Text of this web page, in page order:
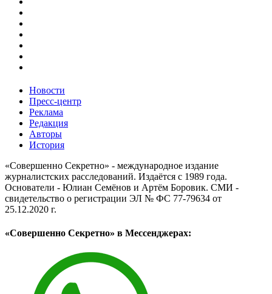
Новости
Пресс-центр
Реклама
Редакция
Авторы
История
«Совершенно Секретно» - международное издание
журналистских расследований. Издаётся с 1989 года.
Основатели - Юлиан Семёнов и Артём Боровик. CМИ -
свидетельство о регистрации ЭЛ № ФС 77-79634 от
25.12.2020 г.
«Совершенно Секретно» в Мессенджерах: